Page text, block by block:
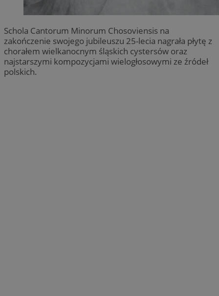
Schola Cantorum Minorum Chosoviensis na
zakończenie swojego jubileuszu 25-lecia nagrała płytę z
chorałem wielkanocnym śląskich cystersów oraz
najstarszymi kompozycjami wielogłosowymi ze źródeł
polskich.